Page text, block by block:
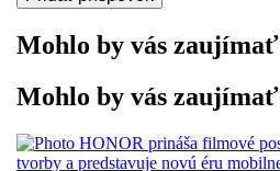
Mohlo by vás zaujímať
Mohlo by vás zaujímať